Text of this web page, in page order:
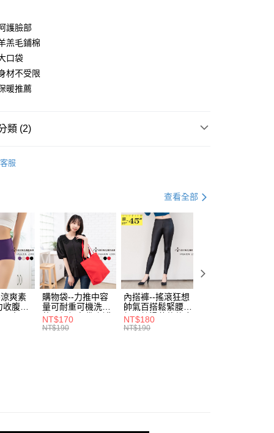
期
期使用說明】
灣大哥大提供，台灣大哥大用戶可立即使用無須另外申請。
度、可分期數及費用金額請依後續交易確認頁面所載為準。
內容。
／iPASS MONEY」等通路繳費。
由「台灣大哥大股份有限公司」（以下簡稱本公司）所提供，讓
時，得透過本服務購買商品或服務，並由商店將買賣／分期付
權讓與本公司後，依約使用本公司帳單繳交帳款。
款使用「大哥付你分期」之契約關係目的，商店將以您的個人
名、電話或地址）提供予台灣大哥大進項蒐集、處理及利
與您本人進行分期帳單所需資料之確認、核對及更正。
務條款，請詳閱以下連結：
https://oppay.tw/userRule
後付
付是「在收到商品之後才付款」的支付方式。 讓您購物簡單
要手機號碼，簡訊認證，即可結帳。
確認商品／服務後，再付款。
方式選擇「AFTEE先享後付」後，將跳轉至「AFTEE先享後
面，進行簡訊認證並確認金額後，即可完成結帳。
數日內，您將收到繳費通知簡訊。
通知簡訊後14天內，點擊此簡訊中的連結，可透過四大超商
銀行／等多元方式進行付款，方視為交易完成。
結帳手續完成當下不需立刻繳費，但若您需要取消訂單，請聯
店家。未經商家同意取消之訂單仍視為有效，需透過AFTEE
相關費用。
功請以「AFTEE先享後付 」之結帳頁面顯示為準，若有關於
／繳費後需取消欲退款等相關疑問，請聯繫「AFTEE先享後
心」https://netprotections.freshdesk.com/support/home
先享後付」時，將依據個別帳號之用戶狀況，依本公司
貨
滿NT$699(含以上)免運費
款
，滿NT$799(含以上)免運費
取貨
滿NT$699(含以上)免運費
護臉部
羔毛鋪棉
口袋
材不受限
暖推薦
類 (2)
客服
查看全部
爽素
收腹提
角內
L-
購物袋--力推中容
量可耐重可機洗烘
乾環保帆布袋/側背
包(黑.紅.米F)-
NT$170
NT$190
內搭褲--搖滾狂想
帥氣百搭鬆緊腰頭
超彈絲滑薄款仿皮
褲(黑XL-6L)-R179
NT$180
NT$190